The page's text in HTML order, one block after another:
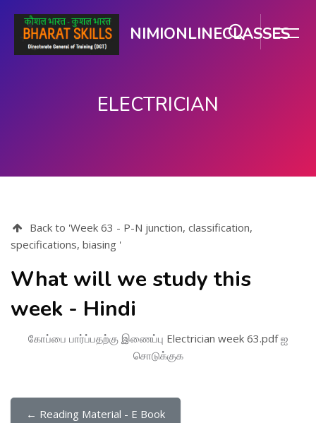
NIMIONLINECLASSES
ELECTRICIAN
Back to 'Week 63 - P-N junction, classification,
specifications, biasing '
What will we study this
week - Hindi
கோப்பை பார்ப்பதற்கு இணைப்பு Electrician week 63.pdfஐ
சொடுக்குக
← Reading Material - E Book